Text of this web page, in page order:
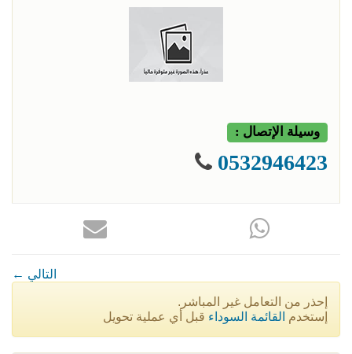
وسيلة الإتصال :
0532946423
← التالي
إحذر من التعامل غير المباشر.
إستخدم القائمة السوداء قبل أي عملية تحويل